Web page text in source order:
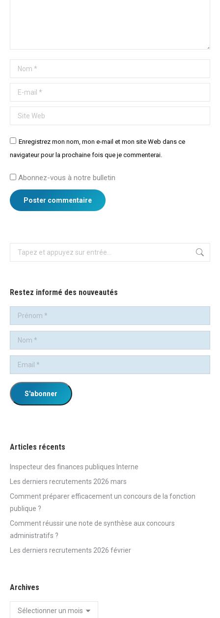
Nom *
E-mail *
Site Web
Enregistrez mon nom, mon e-mail et mon site Web dans ce
navigateur pour la prochaine fois que je commenterai.
Abonnez-vous à notre bulletin
Poster commentaire
Recherche
:
Restez informé des nouveautés
Articles récents
Inspecteur des finances publiques Interne
Les derniers recrutements 2026 mars
Comment préparer efficacement un concours de la fonction
publique ?
Comment réussir une note de synthèse aux concours
administratifs ?
Les derniers recrutements 2026 février
Archives
Archives